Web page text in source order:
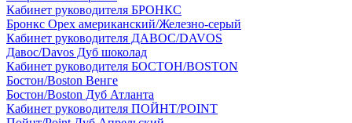
Кабинет руководителя БРОНКС
Бронкс Орех американский/Железно-серый
Кабинет руководителя ДАВОС/DAVOS
Давос/Davos Дуб шоколад
Кабинет руководителя БОСТОН/BOSTON
Бостон/Boston Венге
Бостон/Boston Дуб Атланта
Кабинет руководителя ПОЙНТ/POINT